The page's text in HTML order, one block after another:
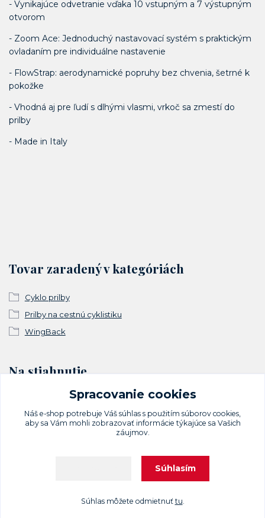
- Vynikajúce odvetranie vďaka 10 vstupným a 7 výstupným
otvorom
- Zoom Ace: Jednoduchý nastavovací systém s praktickým
ovladaním pre individuálne nastavenie
- FlowStrap: aerodynamické popruhy bez chvenia, šetrné k
pokožke
- Vhodná aj pre ľudí s dlhými vlasmi, vrkoč sa zmestí do
prilby
- Made in Italy
Tovar zaradený v kategóriách
Cyklo prilby
Prilby na cestnú cyklistiku
WingBack
Na stiahnutie
Vyhlásenie o zhode
Upravit sběr cookies.
Vytvorené na Eshop-rychlo.sk
Spracovanie cookies
Náš e-shop potrebuje Váš súhlas s použitím súborov cookies,
aby sa Vám mohli zobrazovať informácie týkajúce sa Vašich
záujmov.
Súhlasím
Súhlas môžete odmietnuť tu